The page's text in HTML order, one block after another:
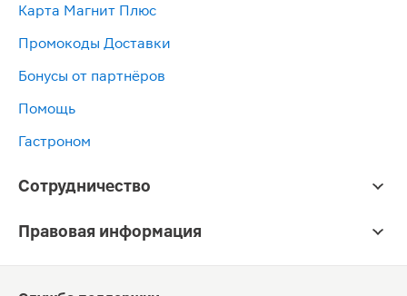
Карта Магнит Плюс
Промокоды Доставки
Бонусы от партнёров
Помощь
Гастроном
Сотрудничество
Правовая информация